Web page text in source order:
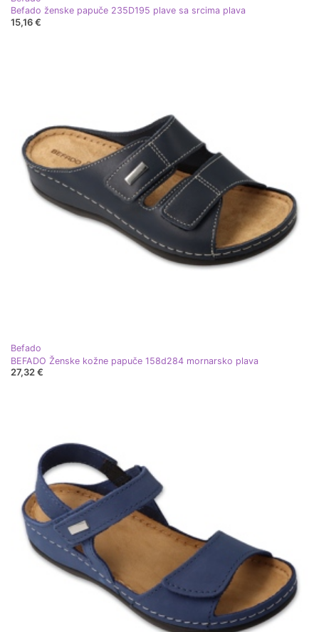
Befado ženske papuče 235D195 plave sa srcima plava
15,16 €
Befado
BEFADO Ženske kožne papuče 158d284 mornarsko plava
27,32 €